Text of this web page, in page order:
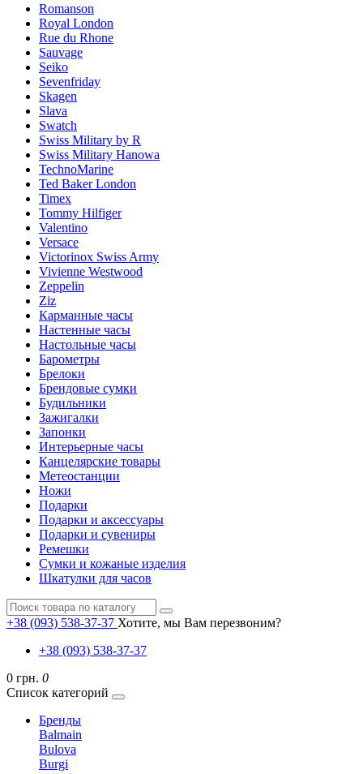
Romanson
Royal London
Rue du Rhone
Sauvage
Seiko
Sevenfriday
Skagen
Slava
Swatch
Swiss Military by R
Swiss Military Hanowa
TechnoMarine
Ted Baker London
Timex
Tommy Hilfiger
Valentino
Versace
Victorinox Swiss Army
Vivienne Westwood
Zeppelin
Ziz
Карманные часы
Настенные часы
Настольные часы
Барометры
Брелоки
Брендовые сумки
Будильники
Зажигалки
Запонки
Интерьерные часы
Канцелярские товары
Метеостанции
Ножи
Подарки
Подарки и аксессуары
Подарки и сувениры
Ремешки
Сумки и кожаные изделия
Шкатулки для часов
+38 (093) 538-37-37 Хотите, мы Вам перезвоним?
+38 (093) 538-37-37
0 грн. 0
Список категорий
Бренды
Balmain
Bulova
Burgi